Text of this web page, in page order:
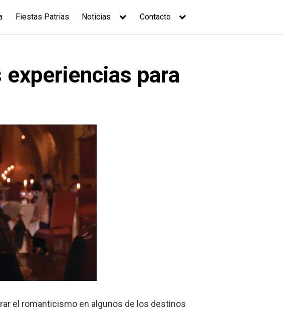
Fiestas Patrias Noticias Contacto
para
el romanticismo en algunos de los destinos